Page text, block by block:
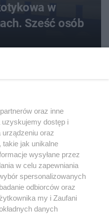
w
Sześć osób
oraz inne
dostęp i
oraz
takie jak unikalne
wysyłane przez
w celu zapewniania
spersonalizowanych
odbiorców oraz
my i Zaufani
danych